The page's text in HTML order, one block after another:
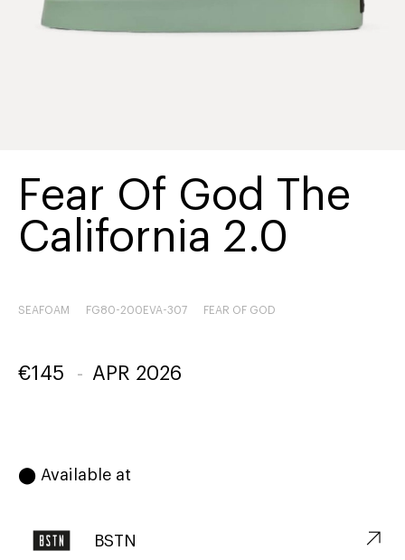
Fear Of God The
California 2.0
SEAFOAM FG80-200EVA-307 FEAR OF GOD
€145 - APR 2026
⬤ Available at
BSTN ↗︎